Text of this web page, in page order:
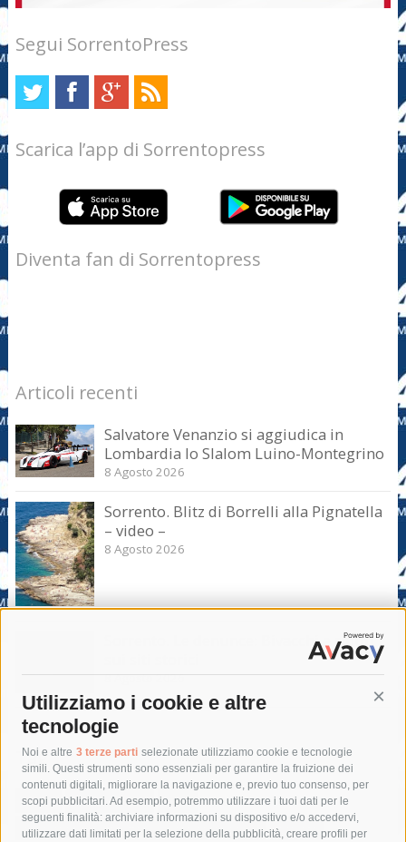
Utilizziamo i cookie e altre
tecnologie
Noi e altre 3 terze parti selezionate utilizziamo cookie e tecnologie
simili. Questi strumenti sono essenziali per garantire la fruizione dei
contenuti digitali, migliorare la navigazione e, previo tuo consenso, per
scopi pubblicitari. Ad esempio, potremmo utilizzare i tuoi dati per le
seguenti finalità: archiviare informazioni su dispositivo e/o accedervi,
utilizzare dati limitati per la selezione della pubblicità, creare profili per
Segui SorrentoPress
Scarica l’app di Sorrentopress
Diventa fan di Sorrentopress
Articoli recenti
Salvatore Venanzio si aggiudica in
Lombardia lo Slalom Luino-Montegrino
8 Agosto 2026
Sorrento. Blitz di Borrelli alla Pignatella
– video –
8 Agosto 2026
Sorrento. Le denunce: Bivacchi e rifiuti
8 Agosto 2026
Tag
acqua allerta meteo
anas
area marina protetta di punta campanella
arresto